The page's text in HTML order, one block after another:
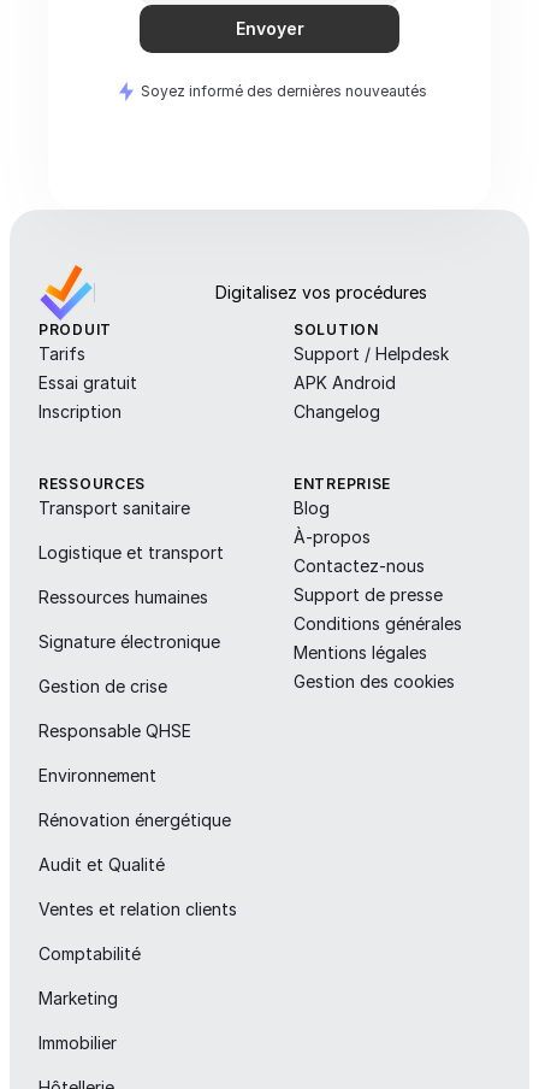
Envoyer
Soyez informé des dernières nouveautés
Digitalisez vos procédures
PRODUIT
Tarifs
Essai gratuit
Inscription
SOLUTION
Support / Helpdesk
APK Android
Changelog
RESSOURCES
Transport sanitaire
Logistique et transport
Ressources humaines
Signature électronique
Gestion de crise
Responsable QHSE
Environnement
Rénovation énergétique
Audit et Qualité
Ventes et relation clients
Comptabilité
Marketing
Immobilier
ENTREPRISE
Blog
À-propos
Contactez-nous
Support de presse
Conditions générales
Mentions légales
Gestion des cookies